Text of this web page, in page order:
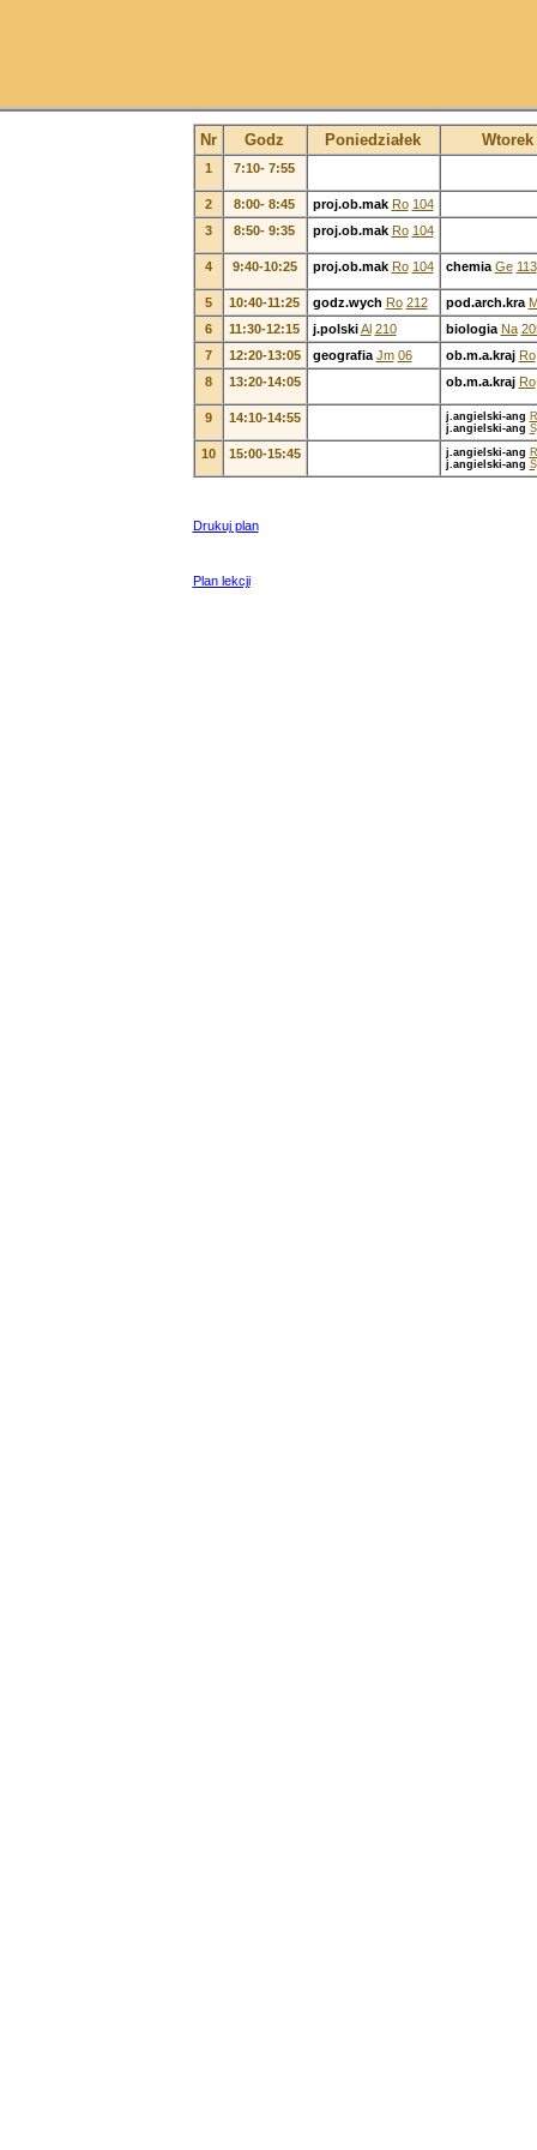
Nr Godz Poniedziałek Wtorek
1 7:10- 7:55
2 8:00- 8:45 proj.ob.mak Ro 104
3
8:50- 9:35 proj.ob.mak Ro 104
4 9:40-10:25 proj.ob.mak Ro 104 chemia Ge 113
5 10:40-11:25 godz.wych Ro 212 pod.arch.kra
6
11:30-12:15 j.polski Al 210 biologia Na
7
12:20-13:05 geografia Jm 06 ob.m.a.kraj Ro
8
13:20-14:05 ob.m.a.kraj Ro
9 14:10-14:55 j.angielski-ang
j.angielski-ang
10 15:00-15:45 j.angielski-ang
j.angielski-ang
Drukuj plan
Plan lekcji